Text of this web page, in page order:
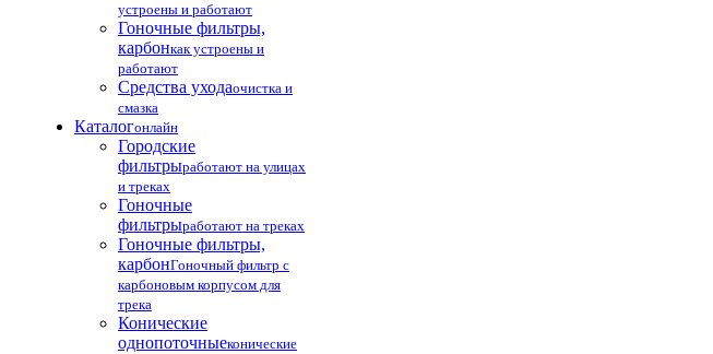
устроены и работают
Гоночные фильтры,
карбонкак устроены и
работают
Средства уходаочистка и
смазка
Каталогонлайн
Городские
фильтрыработают на улицах
и треках
Гоночные
фильтрыработают на треках
Гоночные фильтры,
карбонГоночный фильтр с
карбоновым корпусом для
трека
Конические
однопоточныеконические